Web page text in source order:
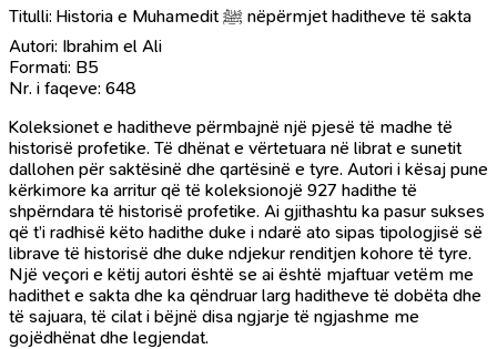
Titulli: Historia e Muhamedit ﷺ nëpërmjet haditheve të sakta
Autori: Ibrahim el Ali
Formati: B5
Nr. i faqeve: 648
Koleksionet e haditheve përmbajnë një pjesë të madhe të
historisë profetike. Të dhënat e vërtetuara në librat e sunetit
dallohen për saktësinë dhe qartësinë e tyre. Autori i kësaj pune
kërkimore ka arritur që të koleksionojë 927 hadithe të
shpërndara të historisë profetike. Ai gjithashtu ka pasur sukses
që t’i radhisë këto hadithe duke i ndarë ato sipas tipologjisë së
librave të historisë dhe duke ndjekur renditjen kohore të tyre.
Një veçori e këtij autori është se ai është mjaftuar vetëm me
hadithet e sakta dhe ka qëndruar larg haditheve të dobëta dhe
të sajuara, të cilat i bëjnë disa ngjarje të ngjashme me
gojëdhënat dhe legjendat.